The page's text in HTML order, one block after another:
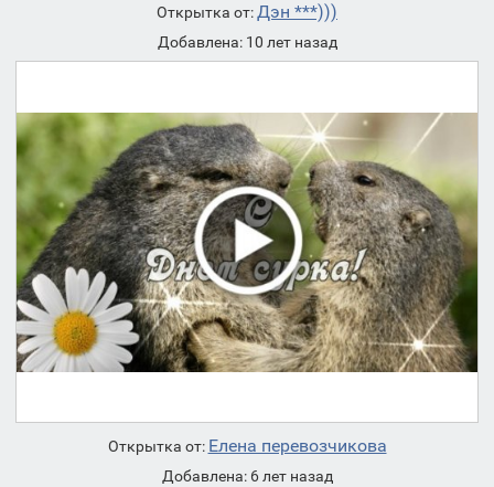
Открытка от:Дэн ***)))
Добавлена: 10 лет назад
Открытка от: Елена перевозчикова
Добавлена: 6 лет назад